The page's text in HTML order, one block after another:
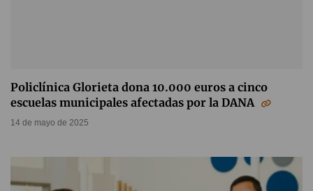
Policlínica Glorieta dona 10.000 euros a cinco
escuelas municipales afectadas por la DANA
14 de mayo de 2025